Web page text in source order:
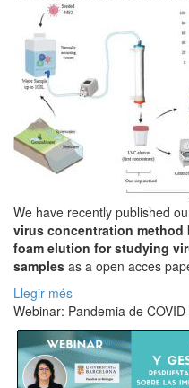
We have recently published
virus concentration
foam elution for studying
samples as a open acces
Llegir més
Webinar: Pandemia de